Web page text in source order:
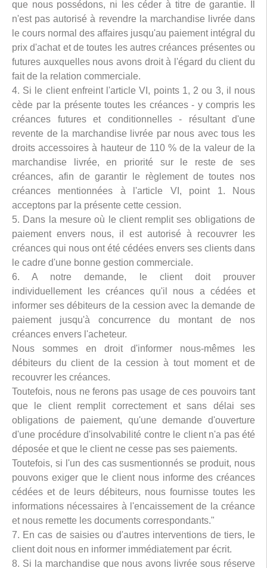
que nous possédons, ni les céder à titre de garantie. Il
n'est pas autorisé à revendre la marchandise livrée dans
le cours normal des affaires jusqu'au paiement intégral du
prix d'achat et de toutes les autres créances présentes ou
futures auxquelles nous avons droit à l'égard du client du
fait de la relation commerciale.
4. Si le client enfreint l'article VI, points 1, 2 ou 3, il nous
cède par la présente toutes les créances - y compris les
créances futures et conditionnelles - résultant d'une
revente de la marchandise livrée par nous avec tous les
droits accessoires à hauteur de 110 % de la valeur de la
marchandise livrée, en priorité sur le reste de ses
créances, afin de garantir le règlement de toutes nos
créances mentionnées à l'article VI, point 1. Nous
acceptons par la présente cette cession.
5. Dans la mesure où le client remplit ses obligations de
paiement envers nous, il est autorisé à recouvrer les
créances qui nous ont été cédées envers ses clients dans
le cadre d'une bonne gestion commerciale.
6. A notre demande, le client doit prouver
individuellement les créances qu'il nous a cédées et
informer ses débiteurs de la cession avec la demande de
paiement jusqu'à concurrence du montant de nos
créances envers l'acheteur.
Nous sommes en droit d'informer nous-mêmes les
débiteurs du client de la cession à tout moment et de
recouvrer les créances.
Toutefois, nous ne ferons pas usage de ces pouvoirs tant
que le client remplit correctement et sans délai ses
obligations de paiement, qu'une demande d'ouverture
d'une procédure d'insolvabilité contre le client n'a pas été
déposée et que le client ne cesse pas ses paiements.
Toutefois, si l'un des cas susmentionnés se produit, nous
pouvons exiger que le client nous informe des créances
cédées et de leurs débiteurs, nous fournisse toutes les
informations nécessaires à l'encaissement de la créance
et nous remette les documents correspondants."
7. En cas de saisies ou d'autres interventions de tiers, le
client doit nous en informer immédiatement par écrit.
8. Si la marchandise que nous avons livrée sous réserve